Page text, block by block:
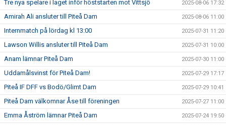
Tre nya spelare i laget inför höststarten mot Vittsjö 2025-08-06 17:32
Amirah Ali ansluter till Piteå Dam 2025-08-06 11:00
Internmatch på lördag kl 13:00 2025-07-31 11:20
Lawson Willis ansluter till Piteå Dam 2025-07-31 10:00
Anam lämnar Piteå Dam 2025-07-30 11:00
Uddamålsvinst för Piteå Dam! 2025-07-29 17:17
Piteå IF DFF vs Bodö/Glimt Dam 2025-07-29 10:41
Piteå Dam välkomnar Åse till föreningen 2025-07-27 11:00
Emma Åström lämnar Piteå Dam 2025-07-24 19:50